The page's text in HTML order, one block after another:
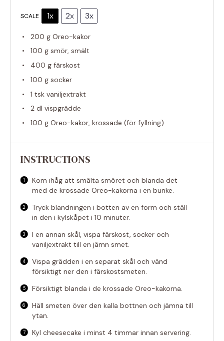
SCALE 1x 2x 3x
200 g Oreo-kakor
100 g smör, smält
400 g färskost
100 g socker
1 tsk vaniljextrakt
2 dl vispgrädde
100 g Oreo-kakor, krossade (för fyllning)
INSTRUCTIONS
Kom ihåg att smälta smöret och blanda det
med de krossade Oreo-kakorna i en bunke.
Tryck blandningen i botten av en form och ställ
in den i kylskåpet i 10 minuter.
I en annan skål, vispa färskost, socker och
vaniljextrakt till en jämn smet.
Vispa grädden i en separat skål och vänd
försiktigt ner den i färskostsmeten.
Försiktigt blanda i de krossade Oreo-kakorna.
Häll smeten över den kalla bottnen och jämna till
ytan.
Kyl cheesecake i minst 4 timmar innan servering.